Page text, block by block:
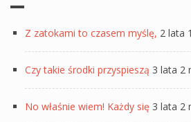
Z zatokami to czasem myślę, 2 lata
Czy takie środki przyspieszą 3 lata 2
No właśnie wiem! Każdy się 3 lata 2